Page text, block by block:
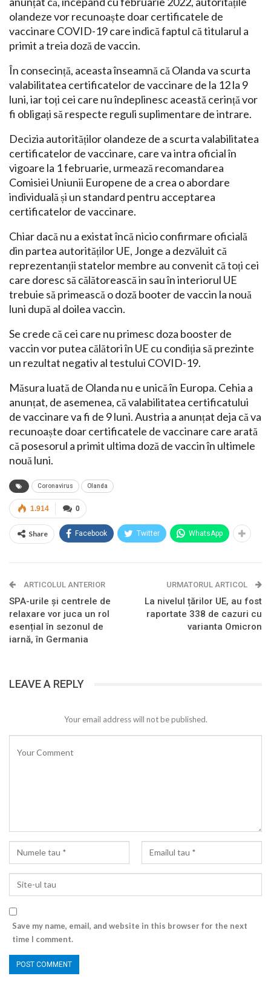
olandeze vor recunoaște doar certificatele de
vaccinare COVID-19 care indică faptul că titularul a
primit a treia doză de vaccin.
În consecință, aceasta înseamnă că Olanda va scurta
valabilitatea certificatelor de vaccinare de la 12 la 9
luni, iar toți cei care nu îndeplinesc această cerință vor
fi obligați să respecte reguli suplimentare de intrare.
Decizia autorităților olandeze de a scurta valabilitatea
certificatelor de vaccinare, care va intra oficial în
vigoare la 1 februarie, urmează recomandarea
Comisiei Uniunii Europene de a crea o abordare
individuală și un standard pentru acceptarea
certificatelor de vaccinare.
Chiar dacă nu a existat încă nicio confirmare oficială
din partea autorităților UE, Jonge a dezvăluit că
reprezentanții statelor membre au convenit că toți cei
care doresc să călătorească in sau în interiorul UE
trebuie să primească o doză booter de vaccin la nouă
luni după al doilea vaccin.
Se crede că cei care nu primesc doza booster de
vaccin vor putea călători în UE cu condiția să prezinte
un rezultat negativ al testului COVID-19.
Măsura luată de Olanda nu e unică în Europa. Cehia a
anunțat, de asemenea, că valabilitatea certificatului
de vaccinare va fi de 9 luni. Austria a anunțat deja că va
recunoaște doar certificatele de vaccinare care arată
că posesorul a primit ultima doză de vaccin în ultimele
nouă luni.
Coronavirus Olanda
0
1.914
Share Facebook Twitter WhatsApp
ARTICOLUL ANTERIOR
SPA-urile și centrele de
relaxare vor juca un rol
esențial în sezonul de
iarnă, în Germania
URMATORUL ARTICOL
La nivelul țărilor UE, au fost
raportate 338 de cazuri cu
varianta Omicron
LEAVE A REPLY
Your email address will not be published.
Save my name, email, and website in this browser for the next
time I comment.